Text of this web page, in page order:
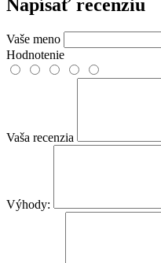
Napísať recenziu
Vaše meno
Hodnotenie
Vaša recenzia
Výhody: